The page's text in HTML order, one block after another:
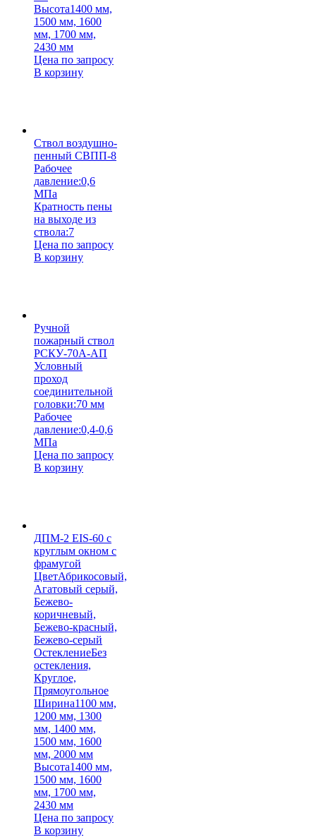
Высота1400 мм,
1500 мм, 1600
мм, 1700 мм,
2430 мм
Цена по запросу
В корзину
Ствол воздушно-
пенный СВПП-8
Рабочее
давление:0,6
МПа
Кратность пены
на выходе из
ствола:7
Цена по запросу
В корзину
Ручной
пожарный ствол
РСКУ-70А-АП
Условный
проход
соединительной
головки:70 мм
Рабочее
давление:0,4-0,6
МПа
Цена по запросу
В корзину
ДПМ-2 EIS-60 с
круглым окном с
фрамугой
ЦветАбрикосовый,
Агатовый серый,
Бежево-
коричневый,
Бежево-красный,
Бежево-серый
ОстеклениеБез
остекления,
Круглое,
Прямоугольное
Ширина1100 мм,
1200 мм, 1300
мм, 1400 мм,
1500 мм, 1600
мм, 2000 мм
Высота1400 мм,
1500 мм, 1600
мм, 1700 мм,
2430 мм
Цена по запросу
В корзину